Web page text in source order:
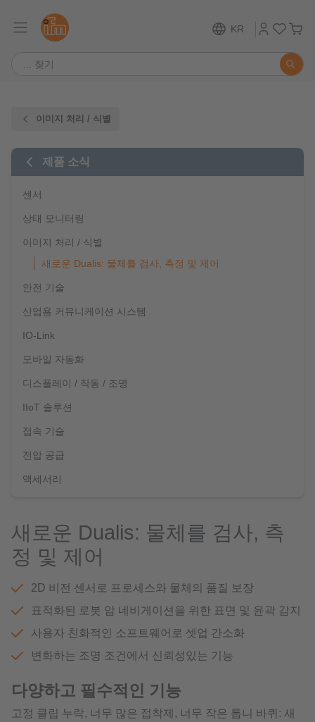
KR
이미지 처리 / 식별
제품 소식
센서
상태 모니터링
이미지 처리 / 식별
새로운 Dualis: 물체를 검사, 측정 및 제어
안전 기술
산업용 커뮤니케이션 시스템
IO-Link
모바일 자동화
디스플레이 / 작동 / 조명
IIoT 솔루션
접속 기술
전압 공급
액세서리
새로운 Dualis: 물체를 검사, 측
정 및 제어
2D 비전 센서로 프로세스와 물체의 품질 보장
표적화된 로봇 암 네비게이션을 위한 표면 및 윤곽 감지
사용자 친화적인 소프트웨어로 셋업 간소화
변화하는 조명 조건에서 신뢰성있는 기능
다양하고 필수적인 기능
고정 클립 누락, 너무 많은 접착제, 너무 작은 톱니 바퀴: 새